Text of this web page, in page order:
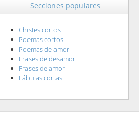
Secciones populares
Chistes cortos
Poemas cortos
Poemas de amor
Frases de desamor
Frases de amor
Fábulas cortas